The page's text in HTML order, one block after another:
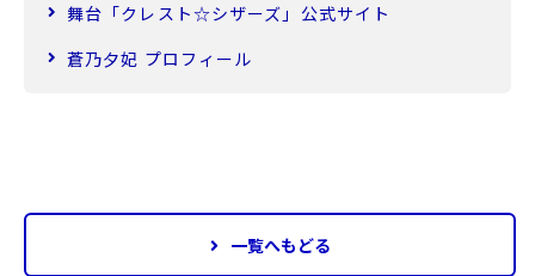
舞台「クレスト☆シザーズ」公式サイト
蒼乃夕妃 プロフィール
一覧へもどる